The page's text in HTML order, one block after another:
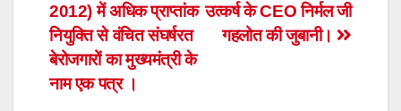
उत्कर्ष के CEO निर्मल जी
गहलोत की जुबानी।
2012) में अधिक प्राप्तांक
नियुक्ति से वंचित संघर्षरत
बेरोजगारों का मुख्यमंत्री के
नाम एक पत्र ।